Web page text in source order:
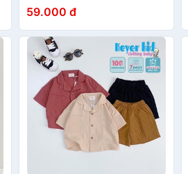
Điệu, Chất Kaki Thoải Mái
Thấm Hút QT04
59.000 đ